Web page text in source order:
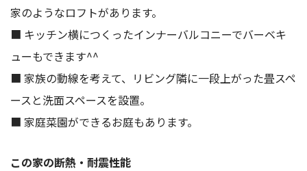
家のようなロフトがあります。
■ キッチン横につくったインナーバルコニーでバーベキ
ューもできます^^
■ 家族の動線を考えて、リビング隣に一段上がった畳スペ
ースと洗面スペースを設置。
■ 家庭菜園ができるお庭もあります。
この家の断熱・耐震性能